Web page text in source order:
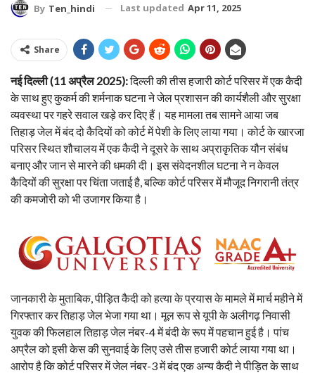
By Ten_hindi Last updated Apr 11, 2025
Share
नई दिल्ली (11 अप्रैल 2025):दिल्ली की तीस हजारी कोर्ट परिसर में एक कैदी
के साथ हुए कुकर्म की शर्मनाक घटना ने जेल प्रशासन की कार्यशैली और सुरक्षा
व्यवस्था पर गहरे सवाल खड़े कर दिए हैं। यह मामला तब सामने आया जब
तिहाड़ जेल में बंद दो कैदियों को कोर्ट में पेशी के लिए लाया गया। कोर्ट के खारजा
परिसर स्थित शौचालय में एक कैदी ने दूसरे के साथ अप्राकृतिक यौन संबंध
बनाए और जान से मारने की धमकी दी। इस संवेदनशील घटना ने न केवल
कैदियों की सुरक्षा पर चिंता जताई है, बल्कि कोर्ट परिसर में मौजूद निगरानी तंत्र
की कमजोरी को भी उजागर किया है।
जानकारी के मुताबिक, पीड़ित कैदी को हत्या के प्रयास के मामले में मार्च महीने में
गिरफ्तार कर तिहाड़ जेल भेजा गया था। मूल रूप से यूपी के अलीगढ़ निवासी
युवक की फिलहाल तिहाड़ जेल नंबर-4 में बंदी के रूप में पहचान हुई है। पांच
अप्रैल को इसी केस की सुनवाई के लिए उसे तीस हजारी कोर्ट लाया गया था।
आरोप है कि कोर्ट परिसर में जेल नंबर-3 में बंद एक अन्य कैदी ने पीड़ित के साथ